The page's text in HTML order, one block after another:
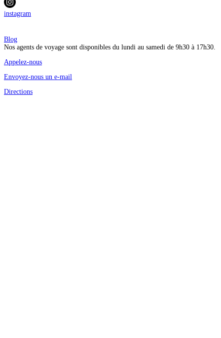
instagram
Blog
Nos agents de voyage sont disponibles du lundi au samedi de 9h30 à 17h30.
Appelez-nous
Envoyez-nous un e-mail
Directions